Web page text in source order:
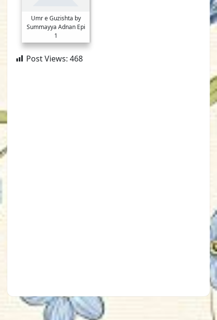
Umr e Guzishta by
Summayya Adnan Epi
1
Post Views: 468